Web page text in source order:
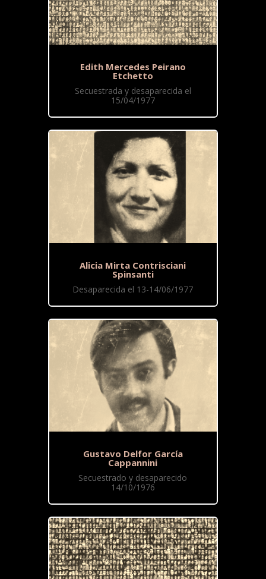
Edith Mercedes Peirano
Etchetto
Secuestrada y desaparecida el
15/04/1977
Alicia Mirta Contrisciani
Spinsanti
Desaparecida el 13-14/06/1977
Gustavo Delfor García
Cappannini
Secuestrado y desaparecido
14/10/1976